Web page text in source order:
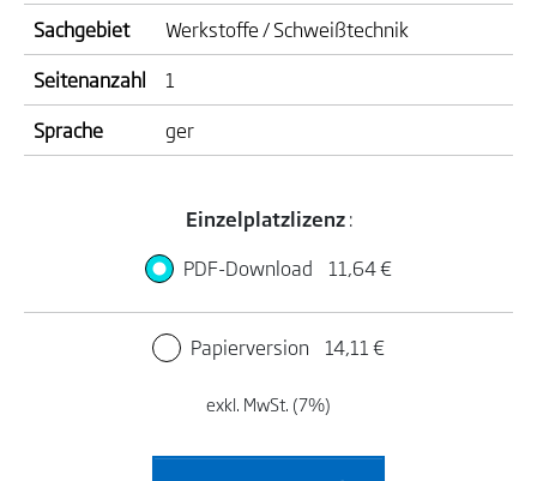
Sachgebiet
Werkstoffe / Schweißtechnik
Seitenanzahl
1
Sprache
ger
Einzelplatzlizenz:
PDF-Download
11,64 €
Papierversion 14,11 €
exkl. MwSt. (7%)